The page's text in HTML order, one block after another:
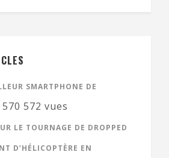
SMARTPHONE DE
570 572 vues
LE TOURNAGE DE DROPPED
D’HÉLICOPTÈRE EN